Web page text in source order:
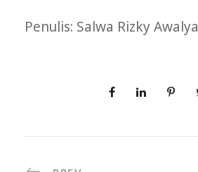
Penulis: Salwa Rizky Awalya